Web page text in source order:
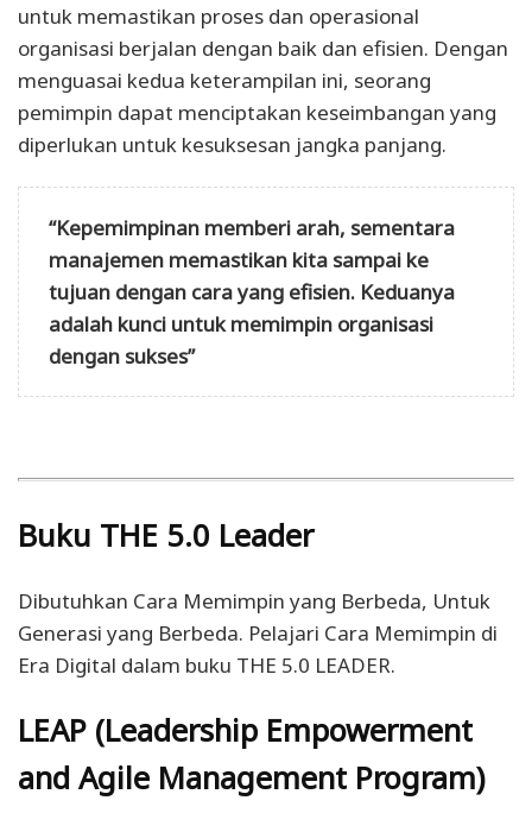
untuk memastikan proses dan operasional
organisasi berjalan dengan baik dan efisien. Dengan
menguasai kedua keterampilan ini, seorang
pemimpin dapat menciptakan keseimbangan yang
diperlukan untuk kesuksesan jangka panjang.
“Kepemimpinan memberi arah, sementara
manajemen memastikan kita sampai ke
tujuan dengan cara yang efisien. Keduanya
adalah kunci untuk memimpin organisasi
dengan sukses”
Buku THE 5.0 Leader
Dibutuhkan Cara Memimpin yang Berbeda, Untuk
Generasi yang Berbeda. Pelajari Cara Memimpin di
Era Digital dalam buku THE 5.0 LEADER.
LEAP (Leadership Empowerment
and Agile Management Program)